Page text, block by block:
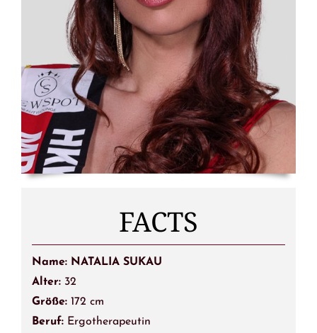
FACTS
Name: NATALIA SUKAU
Alter: 32
Größe: 172 cm
Beruf: Ergotherapeutin